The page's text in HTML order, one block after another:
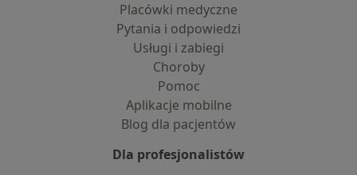
Placówki medyczne
Pytania i odpowiedzi
Usługi i zabiegi
Choroby
Pomoc
Aplikacje mobilne
Blog dla pacjentów
Dla profesjonalistów